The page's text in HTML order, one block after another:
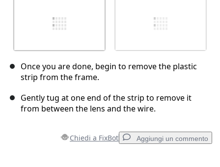
Once you are done, begin to remove the plastic
strip from the frame.
Gently tug at one end of the strip to remove it
from between the lens and the wire.
Chiedi a FixBot Aggiungi un commento